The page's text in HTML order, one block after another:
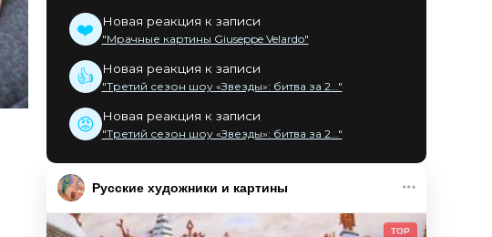
❤️ Новая реакция к записи
"Мрачные картины Giuseppe Velardo"
👍 Новая реакция к записи
"Третий сезон шоу «Звезды»: битва за 2..."
😡 Новая реакция к записи
"Третий сезон шоу «Звезды»: битва за 2..."
Русские художники и картины
TOP